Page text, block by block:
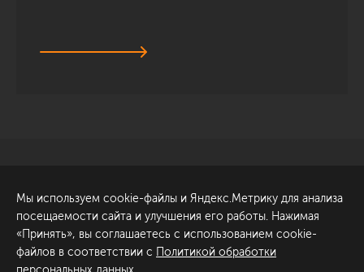
Обсудить проект
ул. Академика Павлова, 6
к1
+7 (812) 200-95-55
Мы используем cookie-файлы и Яндекс.Метрику для анализа
посещаемости сайта и улучшения его работы. Нажимая
«Принять», вы соглашаетесь с использованием cookie-
файлов в соответствии с Политикой обработки